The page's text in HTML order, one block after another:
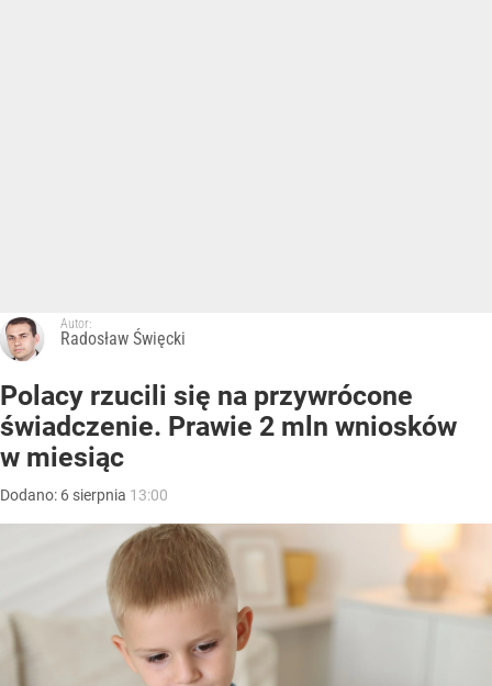
Autor:
Radosław Święcki
Polacy rzucili się na przywrócone
świadczenie. Prawie 2 mln wniosków
w miesiąc
Dodano: 6 sierpnia 13:00